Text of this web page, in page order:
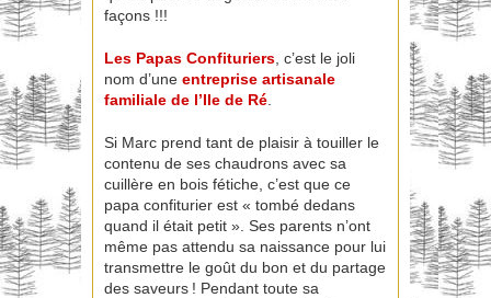
façons !!!
Les Papas Confituriers , c’est le joli
nom d’une entreprise artisanale
familiale de l’Ile de Ré
Si Marc prend tant de plaisir à touiller le
contenu de ses chaudrons avec sa
cuillère en bois fétiche, c’est que ce
papa confiturier est « tombé dedans
quand il était petit ». Ses parents n’ont
même pas attendu sa naissance pour lui
transmettre le goût du bon et du partage
des saveurs ! Pendant toute sa